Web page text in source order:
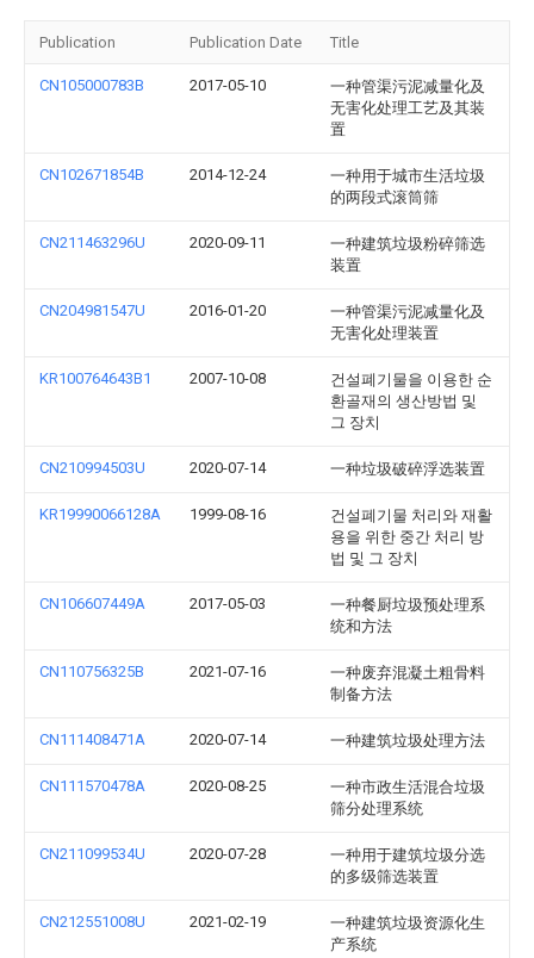
Publication Publication Date Title
CN105000783B 2017-05-10
一种管渠污泥减量化及
无害化处理工艺及其装
置
CN102671854B 2014-12-24
一种用于城市生活垃圾
的两段式滚筒筛
CN211463296U 2020-09-11
一种建筑垃圾粉碎筛选
装置
CN204981547U 2016-01-20
一种管渠污泥减量化及
无害化处理装置
KR100764643B1 2007-10-08
건설폐기물을 이용한 순
환골재의 생산방법 및
그 장치
CN210994503U 2020-07-14 一种垃圾破碎浮选装置
KR19990066128A 1999-08-16
건설폐기물 처리와 재활
용을 위한 중간 처리 방
법 및 그 장치
CN106607449A 2017-05-03
一种餐厨垃圾预处理系
统和方法
CN110756325B 2021-07-16
一种废弃混凝土粗骨料
制备方法
CN111408471A 2020-07-14 一种建筑垃圾处理方法
CN111570478A 2020-08-25
一种市政生活混合垃圾
筛分处理系统
CN211099534U 2020-07-28
一种用于建筑垃圾分选
的多级筛选装置
CN212551008U 2021-02-19
一种建筑垃圾资源化生
产系统